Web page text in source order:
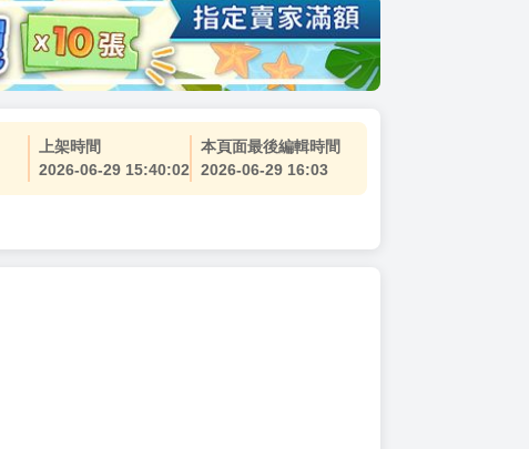
上架時間
2026-06-29 15:40:02
本頁面最後編輯時間
2026-06-29 16:03